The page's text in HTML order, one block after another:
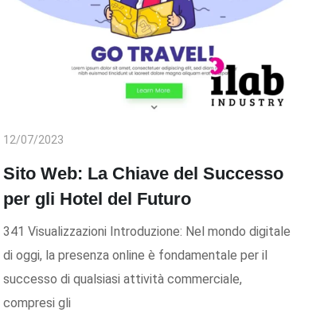
12/07/2023
Sito Web: La Chiave del Successo
per gli Hotel del Futuro
341 Visualizzazioni Introduzione: Nel mondo digitale
di oggi, la presenza online è fondamentale per il
successo di qualsiasi attività commerciale,
compresi gli